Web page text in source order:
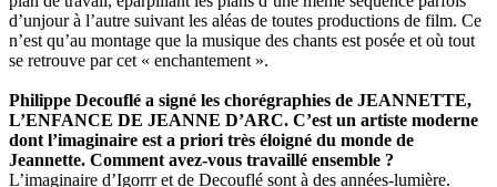
d’unjour à l’autre suivant les aléas de toutes productions de film. Ce
n’est qu’au montage que la musique des chants est posée et où tout
se retrouve par cet « enchantement ».
Philippe Decouflé a signé les chorégraphies de JEANNETTE,
L’ENFANCE DE JEANNE D’ARC. C’est un artiste moderne
dont l’imaginaire est a priori très éloigné du monde de
Jeannette. Comment avez-vous travaillé ensemble ?
L’imaginaire d’Igorrr et de Decouflé sont à des années-lumière.